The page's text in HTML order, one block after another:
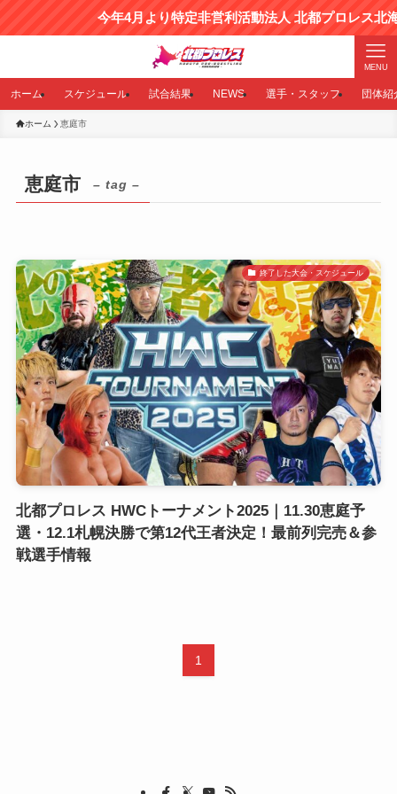
今年4月より特定非営利活動法人 北都プロレス北
MENU
ホーム スケジュール 試合結果 NEWS 選手・スタッフ 団体紹
ホーム 恵庭市
恵庭市 – tag –
終了した大会・スケジュール
北都プロレス HWCトーナメント2025｜11.30恵庭予
選・12.1札幌決勝で第12代王者決定！最前列完売＆参
戦選手情報
1